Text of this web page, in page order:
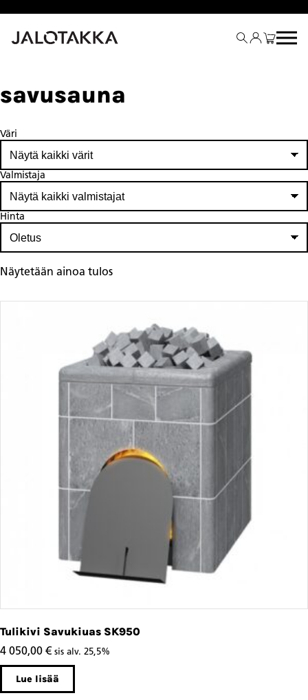
savusauna
Väri
Valmistaja
Hinta
Näytetään ainoa tulos
Tulikivi Savukiuas SK950
4 050,00 € sis alv. 25,5%
Lue lisää